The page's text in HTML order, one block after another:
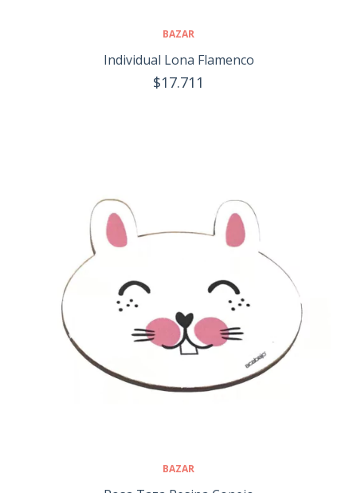
BAZAR
Individual Lona Flamenco
$17.711
BAZAR